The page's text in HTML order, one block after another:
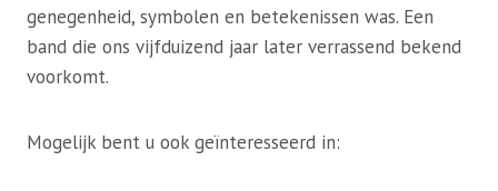
genegenheid, symbolen en betekenissen was. Een
band die ons vijfduizend jaar later verrassend bekend
voorkomt.
Mogelijk bent u ook geïnteresseerd in: